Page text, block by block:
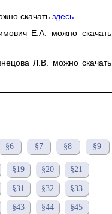
скачать здесь
Е.А. можно скачать
Л.В. можно скачать
§6 §7 §8 §9
§19 §20 §21
§31 §32 §33
§43 §44 §45